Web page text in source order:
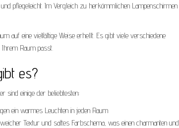
pflegeleicht. Im Vergleich zu herkömmlichen Lampenschirmen
auf eine vielfältige Weise erhellt. Es gibt viele verschiedene
Raum passt.
es?
sind einige der beliebtesten:
ein warmes Leuchten in jeden Raum
Textur und sattes Farbschema, was einen charmanten und